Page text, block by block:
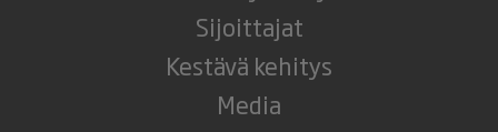
Sijoittajat
Kestävä kehitys
Media